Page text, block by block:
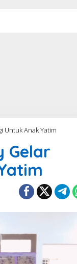
Untuk Anak Yatim
Gelar